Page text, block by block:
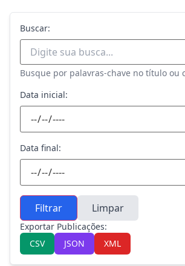
Buscar:
Busque por palavras-chave no título ou
Data inicial:
Data final:
Filtrar Limpar
Exportar Publicações:
CSV
JSON XML